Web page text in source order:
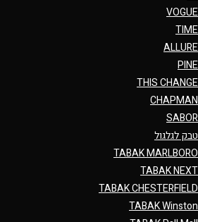
VOGUE
TIME
ALLURE
PINE
THIS CHANGE
CHAPMAN
SABOR
טבק לגלגול
TABAK MARLBORO
TABAK NEXT
TABAK CHESTERFIELD
TABAK Winston